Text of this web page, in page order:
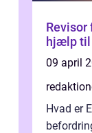
Revisor
hjælp til
09 april
Hvad er